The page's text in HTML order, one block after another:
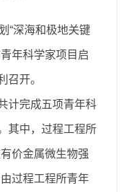
“深海和极地关键
年科学家项目启
召开。
计完成五项青年科
其中，过程工程所
价金属微生物强
过程工程所青年